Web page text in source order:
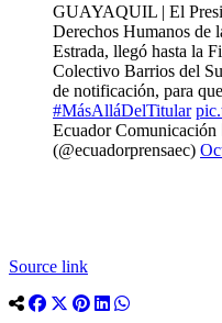
GUAYAQUIL | El
Derechos Humanos de
Estrada, llegó hasta la
Colectivo Barrios del
de notificación, para
#MásAlláDelTitular
Ecuador
(@ecuadorprensaec)
Source link